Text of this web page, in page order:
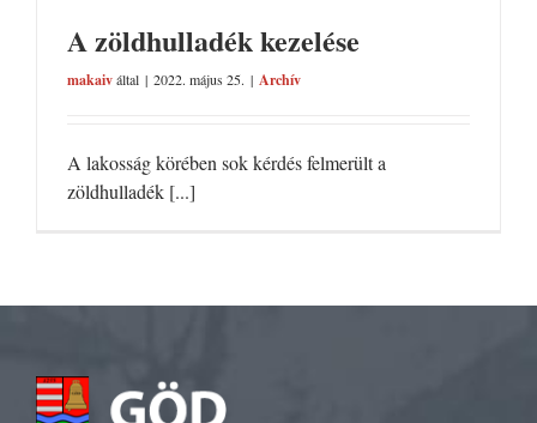
A zöldhulladék kezelése
makaiváltal | 2022. május 25. | Archív
A lakosság körében sok kérdés felmerült a
zöldhulladék [...]